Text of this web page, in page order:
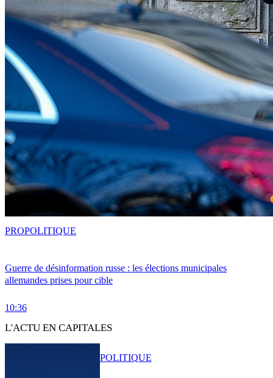
Guerre de désinformation russe : les élections municipales
allemandes prises pour cible
10:36
PROPOLITIQUE
L'ACTU EN CAPITALES
POLITIQUE